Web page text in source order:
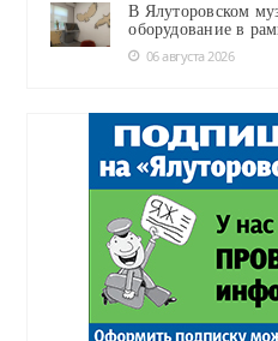
В Ялуторовском
оборудование в
06 августа 2026